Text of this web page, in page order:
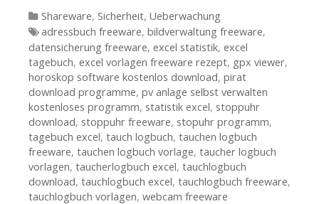
Kategorien
Shareware, Sicherheit, Ueberwachung
Tags
adressbuch freeware, bildverwaltung freeware,
datensicherung freeware, excel statistik, excel
tagebuch, excel vorlagen freeware rezept, gpx viewer,
horoskop software kostenlos download, pirat
download programme, pv anlage selbst verwalten
kostenloses programm, statistik excel, stoppuhr
download, stoppuhr freeware, stopuhr programm,
tagebuch excel, tauch logbuch, tauchen logbuch
freeware, tauchen logbuch vorlage, taucher logbuch
vorlagen, taucherlogbuch excel, tauchlogbuch
download, tauchlogbuch excel, tauchlogbuch freeware,
tauchlogbuch vorlagen, webcam freeware